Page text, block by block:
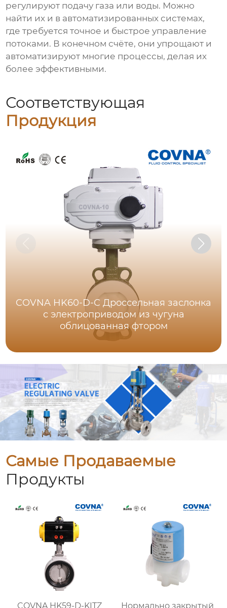
регулируют подачу газа или воды. Можно
найти их и в автоматизированных системах,
где требуется точное и быстрое управление
потоками. В конечном счёте, они упрощают и
автоматизируют многие процессы, делая их
более эффективными.
Соответствующая
Продукция
COVNA HK60-D-C Дроссельная заслонка
с электроприводом из чугуна
облицованная фтором
Самые Продаваемые
Продукты
COVNA HK59-D-KITZ Нормально закрытый